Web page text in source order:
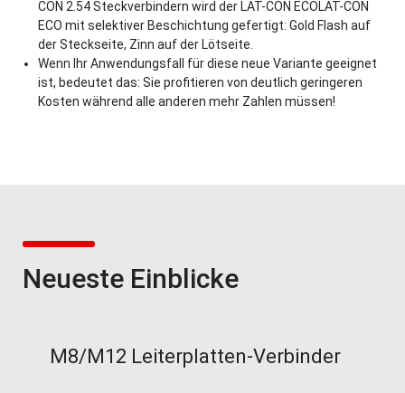
CON 2.54 Steckverbindern wird der LAT-CON ECOLAT-CON
ECO mit selektiver Beschichtung gefertigt: Gold Flash auf
der Steckseite, Zinn auf der Lötseite.
Wenn Ihr Anwendungsfall für diese neue Variante geeignet
ist, bedeutet das: Sie profitieren von deutlich geringeren
Kosten während alle anderen mehr Zahlen müssen!
Neueste Einblicke
M8/M12 Leiterplatten-Verbinder